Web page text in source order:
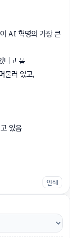
AI 혁명의 가장 큰
다고 봄
물러 있고,
있음
인쇄